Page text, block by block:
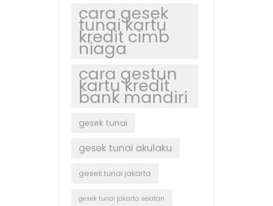
cara gesek
tunai kartu
kredit cimb
niaga
cara gestun
kartu kredit
bank mandiri
gesek tunai
gesek tunai akulaku
gesek tunai jakarta
gesek tunai jakarta selatan